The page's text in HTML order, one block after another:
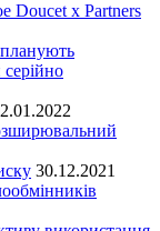
Doucet x Partners
30.12.2021